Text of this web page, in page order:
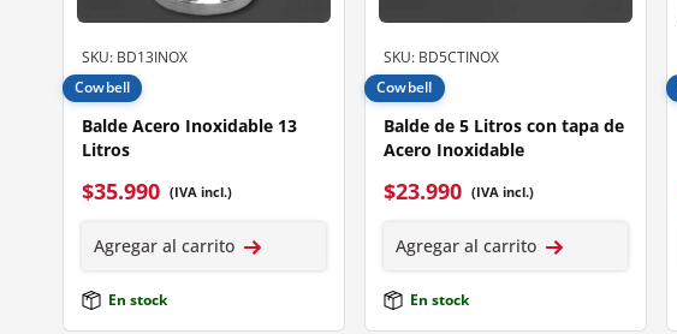
SKU: BD13INOX
Cowbell
Balde Acero Inoxidable 13
Litros
$35.990 (IVA incl.)
Agregar al carrito
En stock
SKU: BD5CTINOX
Cowbell
Balde de 5 Litros con tapa de
Acero Inoxidable
$23.990 (IVA incl.)
Agregar al carrito
En stock